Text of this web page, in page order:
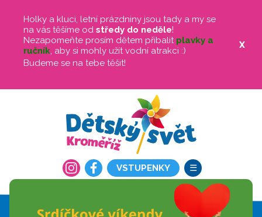
Holky a kluci, letní prázdniny jsou tady a my se
na vás těšíme od středy do neděle!
Nezapomeňte prosím dětem přibalit plavky a
ručník, aby si mohly užít vodní atrakci :)
Budeme se na tebe těšit!
X
VSTUPENKY ☰